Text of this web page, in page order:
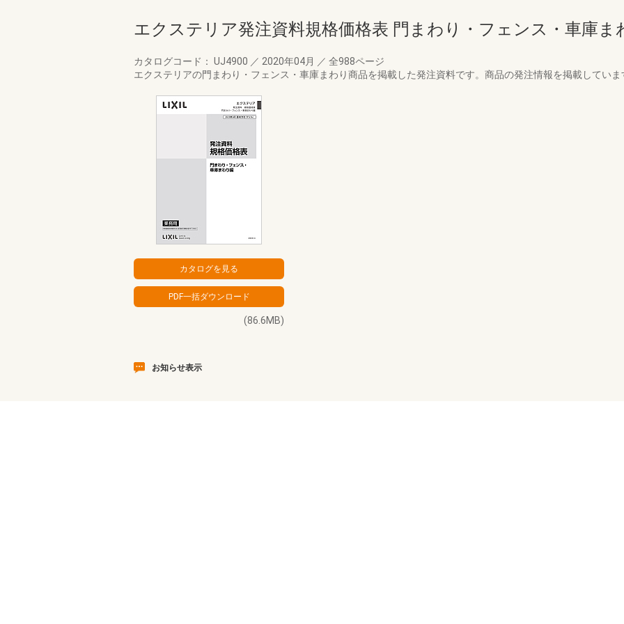
エクステリア発注資料規格価格表 門まわり・フェンス・車庫ま
カタログコード： UJ4900 ／ 2020年04月 ／ 全988ページ
エクステリアの門まわり・フェンス・車庫まわり商品を掲載した発注資料です。商品の発注情報を掲載していま
(86.6MB)
お知らせ表示